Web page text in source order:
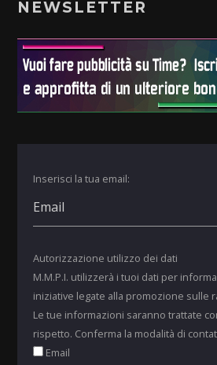
NEWSLETTER
Inserisci la tua email:
Autorizzazione utilizzo dei dati
M.M.P.I. utilizzerà i tuoi dati per
iniziative legate alla promozione sulle
Le tue informazioni saranno trattate
rispetto. Conferma la modalità di
Email